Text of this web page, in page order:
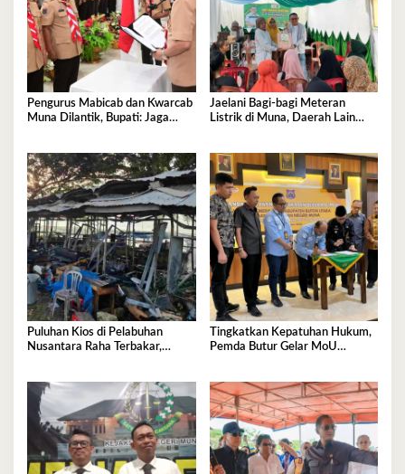
Pengurus Mabicab dan Kwarcab
Muna Dilantik, Bupati: Jaga
Jaelani Bagi-bagi Meteran
Listrik di Muna, Daerah Lain
Puluhan Kios di Pelabuhan
Nusantara Raha Terbakar,
Tingkatkan Kepatuhan Hukum,
Pemda Butur Gelar MoU